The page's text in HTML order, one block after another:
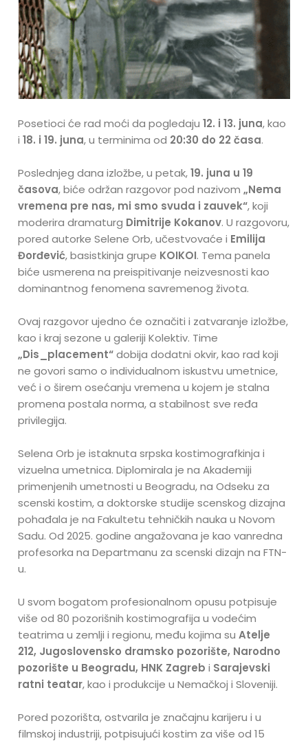
Posetioci će rad moći da pogledaju12. i 13. juna, kao
i18. i 19. juna, u terminima od 20:30 do 22 časa.
Poslednjeg dana izložbe, u petak,19. juna u 19
časova, biće održan razgovor pod nazivom„Nema
vremena pre nas, mi smo svuda i zauvek“, koji
moderira dramaturg Dimitrije Kokanov. U razgovoru,
pored autorke Selene Orb, učestvovaće i Emilija
Đorđević, basistkinja grupe KOIKOI. Tema panela
biće usmerena na preispitivanje neizvesnosti kao
dominantnog fenomena savremenog života.
Ovaj razgovor ujedno će označiti i zatvaranje izložbe,
kao i kraj sezone u galeriji Kolektiv. Time
„Dis_placement“dobija dodatni okvir, kao rad koji
ne govori samo o individualnom iskustvu umetnice,
već i o širem osećanju vremena u kojem je stalna
promena postala norma, a stabilnost sve ređa
privilegija.
Selena Orb je istaknuta srpska kostimografkinja i
vizuelna umetnica. Diplomirala je na Akademiji
primenjenih umetnosti u Beogradu, na Odseku za
scenski kostim, a doktorske studije scenskog dizajna
pohađala je na Fakultetu tehničkih nauka u Novom
Sadu. Od 2025. godine angažovana je kao vanredna
profesorka na Departmanu za scenski dizajn na FTN-
u.
U svom bogatom profesionalnom opusu potpisuje
više od 80 pozorišnih kostimografija u vodećim
teatrima u zemlji i regionu, među kojima suAtelje
212, Jugoslovensko dramsko pozorište, Narodno
pozorište u Beogradu, HNK Zagreb i Sarajevski
ratni teatar, kao i produkcije u Nemačkoj i Sloveniji.
Pored pozorišta, ostvarila je značajnu karijeru i u
filmskoj industriji, potpisujući kostim za više od 15